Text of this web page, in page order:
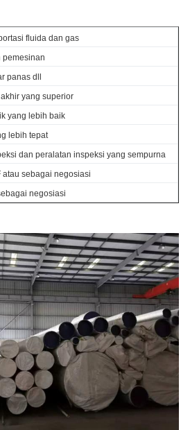
fluida dan gas
pemesinan
panas dll
yang superior
yang lebih baik
lebih tepat
dan peralatan inspeksi yang sempurna
atau sebagai negosiasi
negosiasi